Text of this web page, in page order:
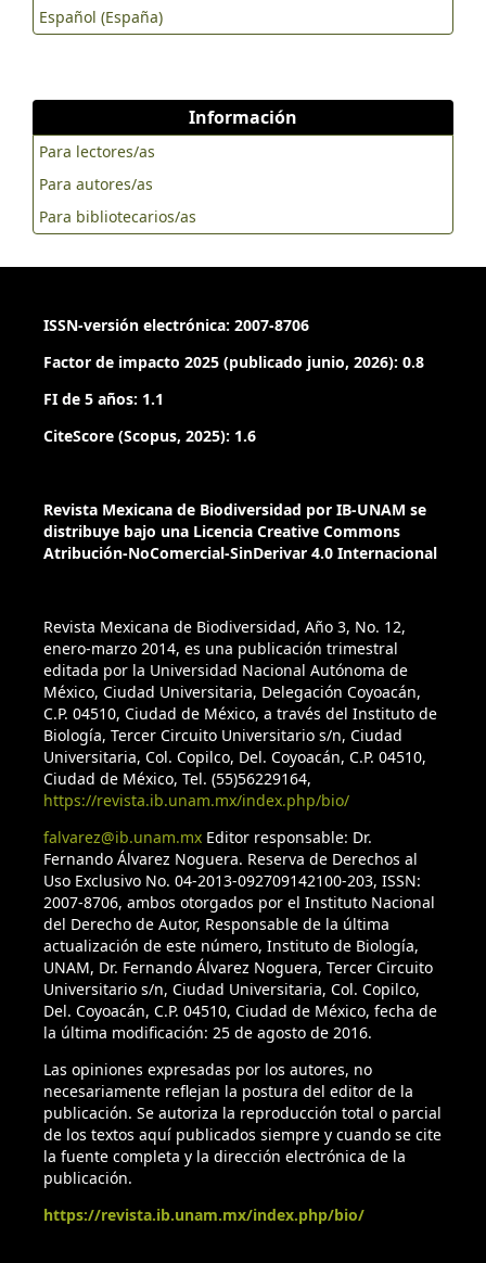
Español (España)
Información
Para lectores/as
Para autores/as
Para bibliotecarios/as
ISSN-versión electrónica: 2007-8706
Factor de impacto 2025 (publicado junio, 2026): 0.8
FI de 5 años: 1.1
CiteScore (Scopus, 2025): 1.6
Revista Mexicana de Biodiversidad por IB-UNAM se
distribuye bajo una Licencia Creative Commons
Atribución-NoComercial-SinDerivar 4.0 Internacional
Revista Mexicana de Biodiversidad, Año 3, No. 12,
enero-marzo 2014, es una publicación trimestral
editada por la Universidad Nacional Autónoma de
México, Ciudad Universitaria, Delegación Coyoacán,
C.P. 04510, Ciudad de México, a través del Instituto de
Biología, Tercer Circuito Universitario s/n, Ciudad
Universitaria, Col. Copilco, Del. Coyoacán, C.P. 04510,
Ciudad de México, Tel. (55)56229164,
https://revista.ib.unam.mx/index.php/bio/
falvarez@ib.unam.mxEditor responsable: Dr.
Fernando Álvarez Noguera. Reserva de Derechos al
Uso Exclusivo No. 04-2013-092709142100-203, ISSN:
2007-8706, ambos otorgados por el Instituto Nacional
del Derecho de Autor, Responsable de la última
actualización de este número, Instituto de Biología,
UNAM, Dr. Fernando Álvarez Noguera, Tercer Circuito
Universitario s/n, Ciudad Universitaria, Col. Copilco,
Del. Coyoacán, C.P. 04510, Ciudad de México, fecha de
la última modificación: 25 de agosto de 2016.
Las opiniones expresadas por los autores, no
necesariamente reflejan la postura del editor de la
publicación. Se autoriza la reproducción total o parcial
de los textos aquí publicados siempre y cuando se cite
la fuente completa y la dirección electrónica de la
publicación.
https://revista.ib.unam.mx/index.php/bio/